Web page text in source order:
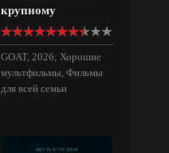
крупному
GOAT, 2026; Хорошие
мультфильмы, Фильмы
для всей семьи